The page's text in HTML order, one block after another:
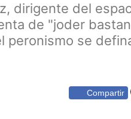
dirigente del
de "joder
peronismo se
Compartir